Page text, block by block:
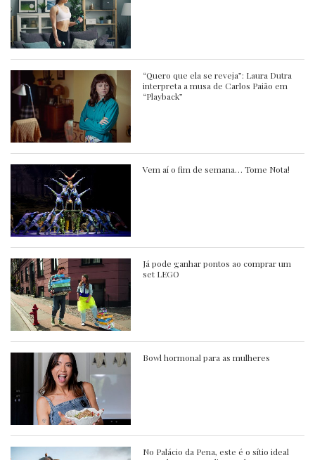
“Quero que ela se reveja”: Laura Dutra
interpreta a musa de Carlos Paião em
“Playback”
Vem aí o fim de semana… Tome Nota!
Já pode ganhar pontos ao comprar um
set LEGO
Bowl hormonal para as mulheres
No Palácio da Pena, este é o sítio ideal